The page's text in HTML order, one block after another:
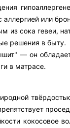
или
из сока гевеи,
решения в быту.
— он
в матрасе.
кокосовое